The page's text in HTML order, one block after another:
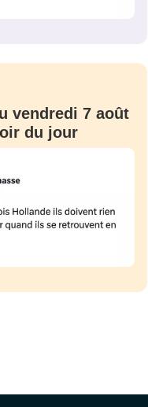
vendredi 7 août
du jour